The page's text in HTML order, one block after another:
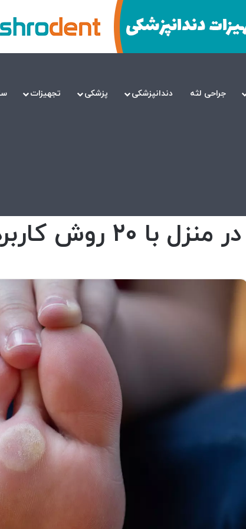
جراحی لثه دندانپزشکی پزشکی تجهیزات
روش کاربردی